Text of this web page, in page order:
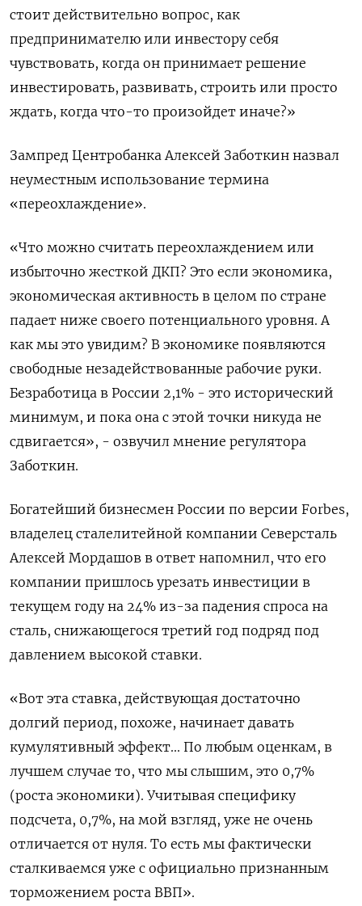
стоит действительно вопрос, как
предпринимателю или инвестору себя
чувствовать, когда ​он принимает решение
инвестировать, развивать, строить или просто
ждать, когда что-то произойдет иначе?»
Зампред Центробанка Алексей Заботкин назвал
неуместным использование термина
«переохлаждение».
«Что можно считать переохлаждением или
избыточно жесткой ДКП? Это если экономика,
экономическая активность в целом по стране
падает ниже своего потенциального уровня. А
‌как мы это увидим? В экономике появляются
свободные незадействованные рабочие руки.
Безработица в России 2,1% - это исторический
минимум, и пока она с этой точки никуда не
сдвигается», - озвучил мнение регулятора
Заботкин.
Богатейший бизнесмен России по версии Forbes,
владелец сталелитейной компании Северсталь
Алексей ​Мордашов в ответ напомнил, что его
компании пришлось урезать инвестиции в
текущем году на 24% из-за падения спроса на
сталь, снижающегося третий год подряд под
давлением высокой ставки.
«Вот эта ставка, действующая достаточно
долгий период, похоже, начинает давать
кумулятивный эффект... По любым ‌оценкам, в
лучшем случае то, что мы слышим, это 0,7%
(роста экономики). Учитывая специфику
подсчета, 0,7%, на мой взгляд, уже не очень
отличается от нуля. То есть мы фактически
сталкиваемся уже с официально признанным
торможением роста ВВП».